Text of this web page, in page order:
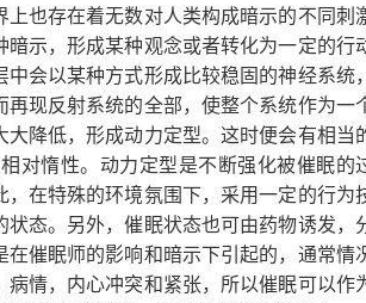
也存在着无数对人类构成暗示的不同刺
示，形成某种观念或者转化为一定的行
会以某种方式形成比较稳固的神经系统，
现反射系统的全部，使整个系统作为一
降低，形成动力定型。这时便会有相当
对惰性。动力定型是不断强化被催眠的
在特殊的环境氛围下，采用一定的行为
态。另外，催眠状态也可由药物诱发，
催眠师的影响和暗示下引起的，通常情
情，内心冲突和紧张，所以催眠可以作